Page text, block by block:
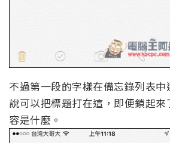
不過第一段的字樣在備忘錄列表
說可以把標題打在這，即便鎖起
容是什麼。